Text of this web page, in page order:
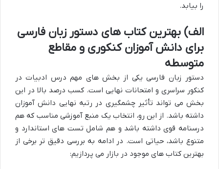
را بیابد.
الف) بهترین کتاب های دستور زبان فارسی
برای دانش آموزان کنکوری و مقاطع
متوسطه
دستور زبان فارسی یکی از بخش های مهم درس ادبیات در
کنکور سراسری و امتحانات نهایی است. کسب درصد بالا در این
بخش می تواند تأثیر چشمگیری در رتبه نهایی دانش آموزان
داشته باشد. از این رو، انتخاب یک منبع آموزشی مناسب که هم
درسنامه قوی داشته باشد و هم شامل تست های استاندارد و
متنوع باشد، حیاتی است. در ادامه به بررسی دقیق تر برخی از
بهترین کتاب های موجود در بازار می پردازیم: